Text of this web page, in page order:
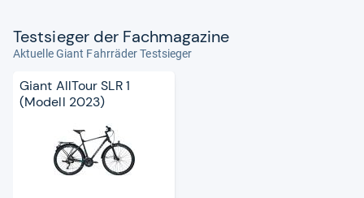
Test­sie­ger der Fach­ma­ga­zine
Aktuelle Giant Fahrräder Testsieger
Giant AllTour SLR 1
(Modell 2023)